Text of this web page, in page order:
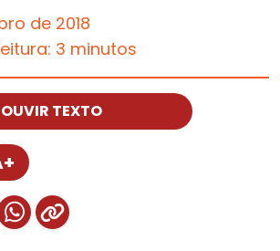
de 2018
3 minutos
OUVIR TEXTO